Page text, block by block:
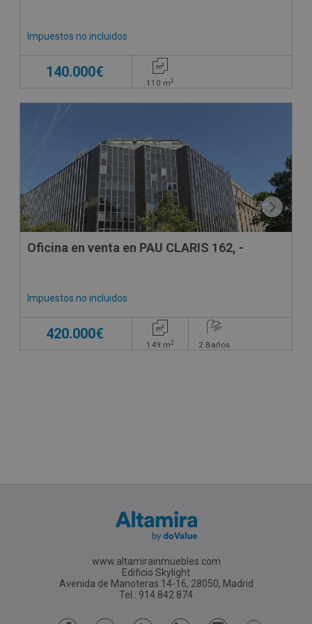
Impuestos no incluidos
140.000€
110 m2
Oficina en venta en PAU CLARIS 162, -
Impuestos no incluidos
420.000€
149 m2 2 Baños
www.altamirainmuebles.com
Edificio Skylight
Avenida de Manoteras 14-16, 28050, Madrid
Tel.: 914 842 874